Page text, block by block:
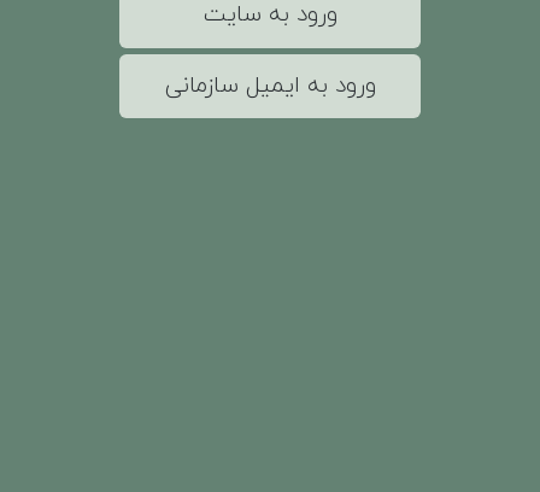
ورود به سایت
ورود به ایمیل سازمانی